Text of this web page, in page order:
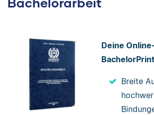
Deine
Breite